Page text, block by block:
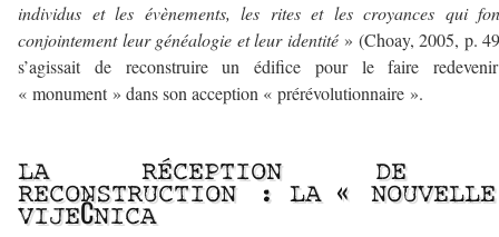
individus et les évènements, les rites et les croyances qui
conjointement leur généalogie et leur identité» (Choay, 2005, p.
s’agissait de reconstruire un édifice pour le faire
« monument » dans son acception « prérévolutionnaire ».
LA RÉCEPTION DE
RECONSTRUCTION : LA «
VIJEĆNICA